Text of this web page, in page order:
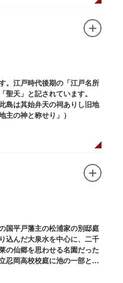
。江戸時代後期の「江戸名所
聖天」と記されています。
島は其始弁天の祠ありし旧地
主の神と称せり」）
国平戸藩主の松浦家の別邸庭
込んだ大泉水を中心に、二千
の仙郷を思わせる名園だった
忍岡高校校庭に池の一部と都
。